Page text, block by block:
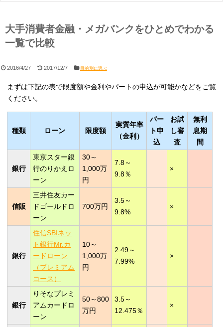
大手消費者金融・メガバンクをひとめでわかる
一覧で比較
2016/4/27 2017/12/7 目的別に選ぶ
まずは下記の表で限度額や金利やパートの申込が可能かなどをご覧
ください。
種類 ローン 限度額
実質年率
（金利）
パー
ト申
込
お試
し審
査
無利
息期
間
銀行
東京スター銀
行のりかえロ
ーン
30～
1,000万
円
7.8～
9.8％
×
信販
三井住友カー
ドゴールドロ
ーン
700万円
3.5～
9.8%
×
銀行
住信SBIネッ
ト銀行Mr.カ
ードローン
（プレミアム
コース）
10～
1,000万
円
2.49～
7.99%
×
銀行
りそなプレミ
アムカードロ
ーン
50～800
万円
3.5～
12.475％
×